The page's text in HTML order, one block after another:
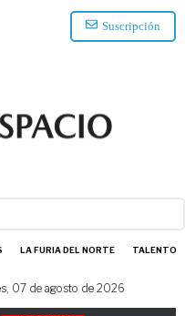
Suscripción
LA FURIA DEL NORTE TALENTO
07 de agosto de 2026